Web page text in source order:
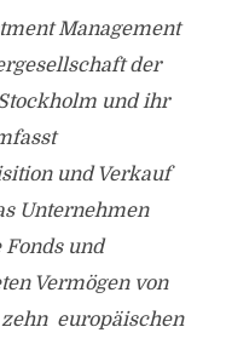
Management
der
und ihr
und Verkauf
Unternehmen
und
Vermögen von
europäischen